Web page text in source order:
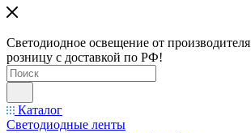
Светодиодное освещение от
розницу с доставкой по РФ!
Каталог
Светодиодные ленты